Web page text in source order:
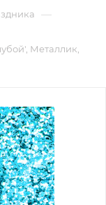
—
Металлик,